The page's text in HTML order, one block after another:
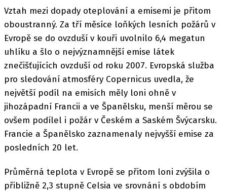
Vztah mezi dopady oteplování a emisemi je přitom
oboustranný. Za tří měsíce loňkých lesních požárů v
Evropě se do ovzduší v kouři uvolnilo 6,4 megatun
uhlíku a šlo o nejvýznamnější emise látek
znečišťujících ovzduší od roku 2007. Evropská služba
pro sledování atmosféry Copernicus uvedla, že
největší podíl na emisích měly loni ohně v
jihozápadní Francii a ve Španělsku, menší měrou se
ovšem podílel i požár v Českém a Saském Švýcarsku.
Francie a Španělsko zaznamenaly nejvyšší emise za
posledních 20 let.
Průměrná teplota v Evropě se přitom loni zvýšila o
přibližně 2,3 stupně Celsia ve srovnání s obdobím